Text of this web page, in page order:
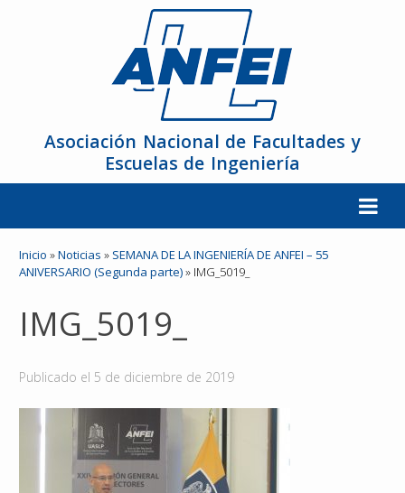
Asociación Nacional de Facultades y
Escuelas de Ingeniería
La ANFEI
Miembros
Reconocimientos
Publicaciones
Inicio »Noticias » SEMANA DE LA INGENIERÍA DE ANFEI – 55
ANIVERSARIO (Segunda parte)» IMG_5019_
IMG_5019_
Publicado el 5 de diciembre de 2019